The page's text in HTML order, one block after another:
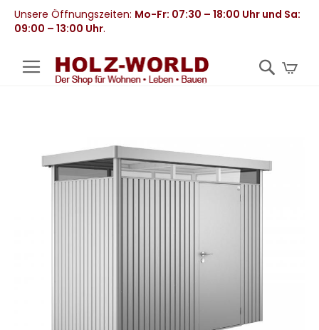
Unsere Öffnungszeiten: Mo-Fr: 07:30 – 18:00 Uhr und Sa:
09:00 – 13:00 Uhr.
Bildergalerie
springen